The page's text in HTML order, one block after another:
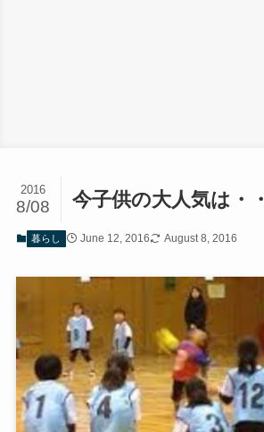
今子供の大人気は・・
2016
8/08
暮らし June 12, 2016 August 8, 2016